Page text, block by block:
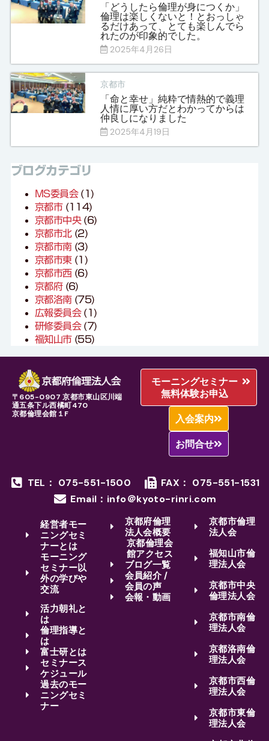
「どうしたら倫理が身につくか」
倫理は楽しくないと！とおっしゃ
るだけあって、とても楽しんでら
れたのが印象的でした。
2025年4月26日
京都市
「命と幸せ」純粋で情熱的で義理
人情に厚い方だとわかってからは
仲良しになりました
2025年4月19日
ブログカテゴリ
MS委員会(1)
京都市(114)
京都市中央(6)
京都市北(2)
京都市南(3)
京都市東(1)
京都市西(6)
京都府(6)
京都洛南(75)
広報委員会(1)
研修委員会(7)
福知山市(55)
〒605-0907 京都市東山区川端
通五条下ル西橘町470
京都倫理会館１F
モーニングセミナー
無料体験お申込
入会案内
お問合せ
TEL： 075-551-1500
FAX： 075-551-1531
Email：info＠kyoto-rinri.com
経営者モー
ニングセミ
ナーとは
モーニング
セミナー以
外の学びや
交流
活力朝礼と
は
倫理指導と
は
富士研とは
セミナース
ケジュール
過去のモー
ニングセミ
ナー
京都府倫理
法人会概要
京都倫理会
館アクセス
ブログ一覧
会員紹介 /
会員の声
会報・動画
京都市倫理
法人会
福知山市倫
理法人会
京都市中央
倫理法人会
京都市南倫
理法人会
京都洛南倫
理法人会
京都市西倫
理法人会
京都市東倫
理法人会